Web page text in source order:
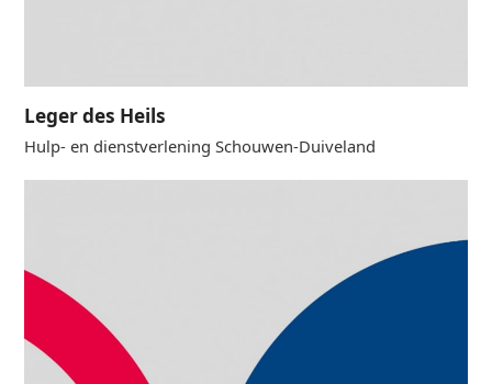
Leger des Heils
Hulp- en dienstverlening Schouwen-Duiveland